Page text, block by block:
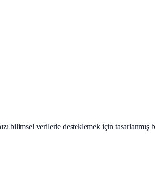
bilimsel verilerle desteklemek için